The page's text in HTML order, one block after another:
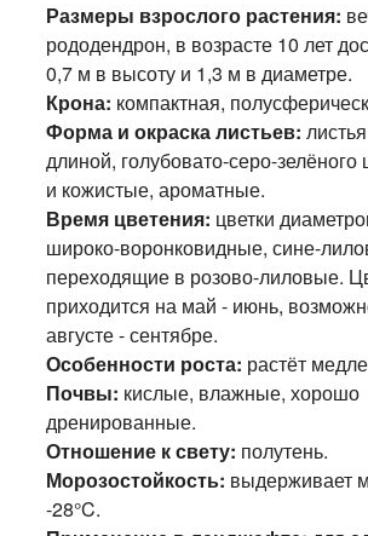
Размеры взрослого растения:
рододендрон, в возрасте 10 лет
0,7 м в высоту и 1,3 м в диаметре.
Крона: компактная,
Форма и окраска листьев:
длиной, голубовато-серо-зелёного
и кожистые, ароматные.
Время цветения: цветки
широко-воронковидные, сине-
переходящие в розово-лиловые.
приходится на май - июнь,
августе - сентябре.
Особенности роста: растёт
Почвы: кислые, влажные, хорошо
дренированные.
Отношение к свету: полутень.
Морозостойкость: выдерживает
-28°C.